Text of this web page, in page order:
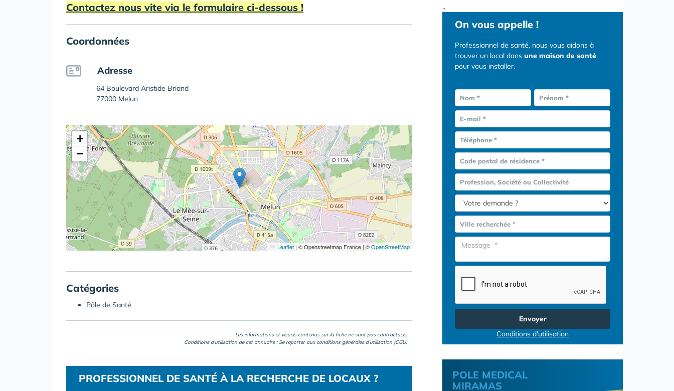
Contactez nous vite via le formulaire ci-dessous !
Coordonnées
Adresse
64 Boulevard Aristide Briand
77000 Melun
+
−
Leaflet|© Openstreetmap France | ©OpenStreetMap
Catégories
Pôle de Santé
Les informations et visuels contenus sur la fiche ne sont pas contractuels.
Conditions d'utilisation de cet annuaire : Se reporter aux conditions générales d'utilisation (CGU)
PROFESSIONNEL DE SANTÉ À LA RECHERCHE DE LOCAUX ?
..
On vous appelle !
Professionnel de santé, nous vous aidons à
trouver un local dans une maison de santé
pour vous installer.
Nom * Prénom *
E-mail *
Téléphone *
Code postal de résidence *
Profession, Société ou Collectivité
Ville recherchée *
Envoyer
Conditions d'utilisation
POLE MEDICAL
MIRAMAS